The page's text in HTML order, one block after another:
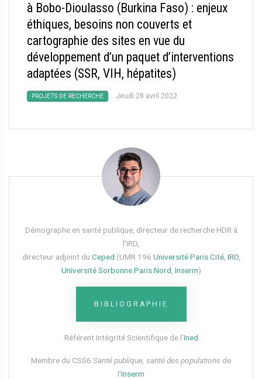
à Bobo-Dioulasso (Burkina Faso) : enjeux
éthiques, besoins non couverts et
cartographie des sites en vue du
développement d’un paquet d’interventions
adaptées (SSR, VIH, hépatites)
PROJETS DE RECHERCHE Jeudi 28 avril 2022
Démographe en santé publique, directeur de recherche HDR à
l’IRD,
directeur adjoint du Ceped (UMR 196 Université Paris Cité, IRD,
Université Sorbonne Paris Nord Inserm)
BIBLIOGRAPHIE
Référent Intégrité Scientifique de l’Ined
Membre du CSS6​ Santé publique, santé des populations de
l’Inserm